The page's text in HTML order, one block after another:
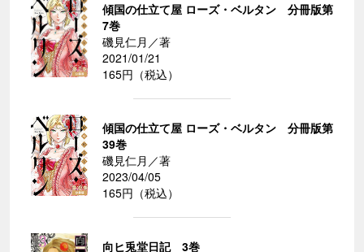
傾国の仕立て屋 ローズ・ベルタン 分冊版第
7巻
磯見仁月／著
2021/01/21
165円（税込）
傾国の仕立て屋 ローズ・ベルタン 分冊版第
39巻
磯見仁月／著
2023/04/05
165円（税込）
向ヒ兎堂日記 3巻